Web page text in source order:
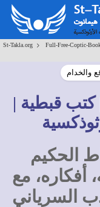
St-Takla.org > Full-Free-Coptic-
والخدام
كتب قبطية |
الحكيم
أفكاره، مع
السرياني